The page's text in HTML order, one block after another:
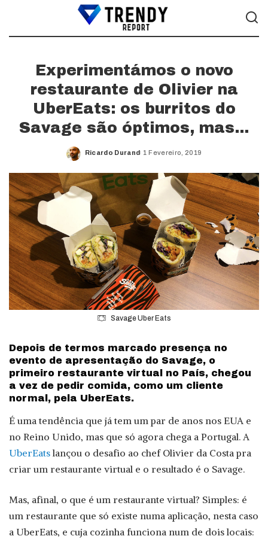
Experimentámos o novo
restaurante de Olivier na
UberEats: os burritos do
Savage são óptimos, mas…
Posted
Ricardo Durand 1 Fevereiro, 2019
Savage Uber Eats
Depois de termos marcado presença no
evento de apresentação do Savage, o
primeiro restaurante virtual no País, chegou
a vez de pedir comida, como um cliente
normal, pela UberEats.
É uma tendência que já tem um par de anos nos EUA e
no Reino Unido, mas que só agora chega a Portugal. A
UberEats lançou o desafio ao chef Olivier da Costa pra
criar um restaurante virtual e o resultado é o Savage.
Mas, afinal, o que é um restaurante virtual? Simples: é
um restaurante que só existe numa aplicação, nesta caso
a UberEats, e cuja cozinha funciona num de dois locais: